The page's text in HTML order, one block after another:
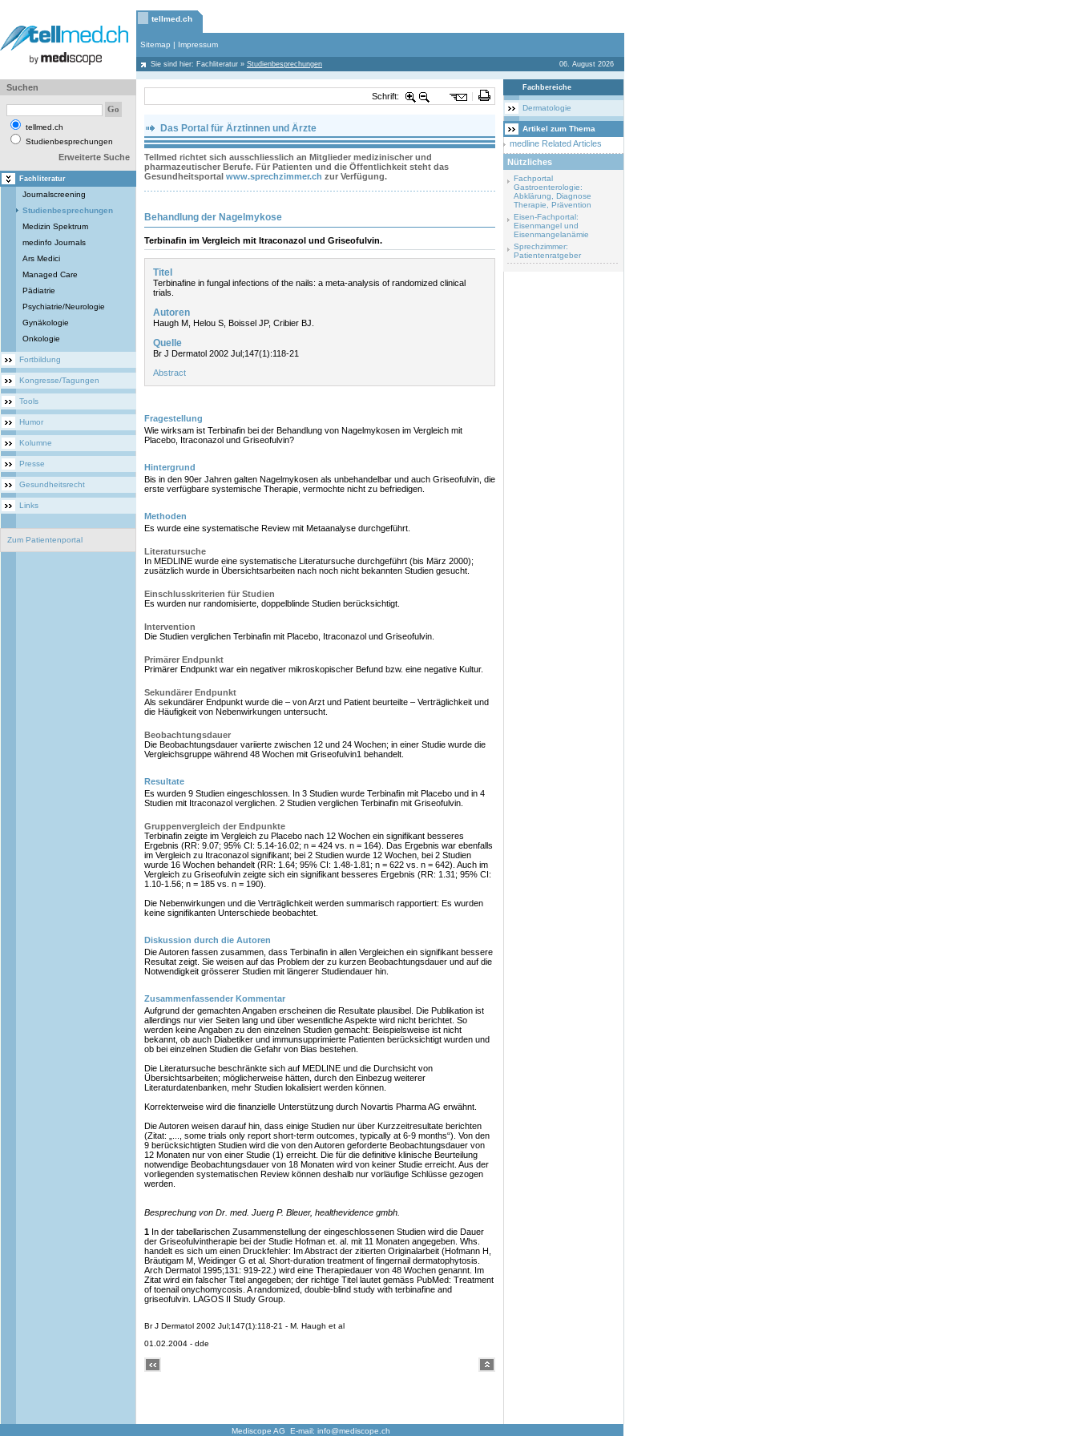
tellmed.ch
Sitemap | Impressum
Sie sind hier: Fachliteratur » Studienbesprechungen 06. August 2026
Suchen
tellmed.ch
Studienbesprechungen
Erweiterte Suche
Fachliteratur
Journalscreening
Studienbesprechungen
Medizin Spektrum
medinfo Journals
Ars Medici
Managed Care
Pädiatrie
Psychiatrie/Neurologie
Gynäkologie
Onkologie
Fortbildung
Kongresse/Tagungen
Tools
Humor
Kolumne
Presse
Gesundheitsrecht
Links
Zum Patientenportal
Schrift:
Das Portal für Ärztinnen und Ärzte
Tellmed richtet sich ausschliesslich an Mitglieder medizinischer und
pharmazeutischer Berufe. Für Patienten und die Öffentlichkeit steht das
Gesundheitsportal www.sprechzimmer.ch zur Verfügung.
Behandlung der Nagelmykose
Terbinafin im Vergleich mit Itraconazol und Griseofulvin.
Titel
Terbinafine in fungal infections of the nails: a meta-analysis of randomized clinical
trials.
Autoren
Haugh M, Helou S, Boissel JP, Cribier BJ.
Quelle
Br J Dermatol 2002 Jul;147(1):118-21
Abstract
Fragestellung
Wie wirksam ist Terbinafin bei der Behandlung von Nagelmykosen im Vergleich mit
Placebo, Itraconazol und Griseofulvin?
Hintergrund
Bis in den 90er Jahren galten Nagelmykosen als unbehandelbar und auch Griseofulvin, die
erste verfügbare systemische Therapie, vermochte nicht zu befriedigen.
Methoden
Es wurde eine systematische Review mit Metaanalyse durchgeführt.
Literatursuche
In MEDLINE wurde eine systematische Literatursuche durchgeführt (bis März 2000);
zusätzlich wurde in Übersichtsarbeiten nach noch nicht bekannten Studien gesucht.
Einschlusskriterien für Studien
Es wurden nur randomisierte, doppelblinde Studien berücksichtigt.
Intervention
Die Studien verglichen Terbinafin mit Placebo, Itraconazol und Griseofulvin.
Primärer Endpunkt
Primärer Endpunkt war ein negativer mikroskopischer Befund bzw. eine negative Kultur.
Sekundärer Endpunkt
Als sekundärer Endpunkt wurde die – von Arzt und Patient beurteilte – Verträglichkeit und
die Häufigkeit von Nebenwirkungen untersucht.
Beobachtungsdauer
Die Beobachtungsdauer variierte zwischen 12 und 24 Wochen; in einer Studie wurde die
Vergleichsgruppe während 48 Wochen mit Griseofulvin1 behandelt.
Resultate
Es wurden 9 Studien eingeschlossen. In 3 Studien wurde Terbinafin mit Placebo und in 4
Studien mit Itraconazol verglichen. 2 Studien verglichen Terbinafin mit Griseofulvin.
Gruppenvergleich der Endpunkte
Terbinafin zeigte im Vergleich zu Placebo nach 12 Wochen ein signifikant besseres
Ergebnis (RR: 9.07; 95% CI: 5.14-16.02; n = 424 vs. n = 164). Das Ergebnis war ebenfalls
im Vergleich zu Itraconazol signifikant; bei 2 Studien wurde 12 Wochen, bei 2 Studien
wurde 16 Wochen behandelt (RR: 1.64; 95% CI: 1.48-1.81; n = 622 vs. n = 642). Auch im
Vergleich zu Griseofulvin zeigte sich ein signifikant besseres Ergebnis (RR: 1.31; 95% CI:
1.10-1.56; n = 185 vs. n = 190).
Die Nebenwirkungen und die Verträglichkeit werden summarisch rapportiert: Es wurden
keine signifikanten Unterschiede beobachtet.
Diskussion durch die Autoren
Die Autoren fassen zusammen, dass Terbinafin in allen Vergleichen ein signifikant bessere
Resultat zeigt. Sie weisen auf das Problem der zu kurzen Beobachtungsdauer und auf die
Notwendigkeit grösserer Studien mit längerer Studiendauer hin.
Zusammenfassender Kommentar
Aufgrund der gemachten Angaben erscheinen die Resultate plausibel. Die Publikation ist
allerdings nur vier Seiten lang und über wesentliche Aspekte wird nicht berichtet. So
werden keine Angaben zu den einzelnen Studien gemacht: Beispielsweise ist nicht
bekannt, ob auch Diabetiker und immunsupprimierte Patienten berücksichtigt wurden und
ob bei einzelnen Studien die Gefahr von Bias bestehen.
Die Literatursuche beschränkte sich auf MEDLINE und die Durchsicht von
Übersichtsarbeiten; möglicherweise hätten, durch den Einbezug weiterer
Literaturdatenbanken, mehr Studien lokalisiert werden können.
Korrekterweise wird die finanzielle Unterstützung durch Novartis Pharma AG erwähnt.
Die Autoren weisen darauf hin, dass einige Studien nur über Kurzzeitresultate berichten
(Zitat: „..., some trials only report short-term outcomes, typically at 6-9 months“). Von den
9 berücksichtigten Studien wird die von den Autoren geforderte Beobachtungsdauer von
12 Monaten nur von einer Studie (1) erreicht. Die für die definitive klinische Beurteilung
notwendige Beobachtungsdauer von 18 Monaten wird von keiner Studie erreicht. Aus der
vorliegenden systematischen Review können deshalb nur vorläufige Schlüsse gezogen
werden.
Besprechung von Dr. med. Juerg P. Bleuer, healthevidence gmbh.
1 In der tabellarischen Zusammenstellung der eingeschlossenen Studien wird die Dauer
der Griseofulvintherapie bei der Studie Hofman et. al. mit 11 Monaten angegeben. Whs.
handelt es sich um einen Druckfehler: Im Abstract der zitierten Originalarbeit (Hofmann H,
Bräutigam M, Weidinger G et al. Short-duration treatment of fingernail dermatophytosis.
Arch Dermatol 1995;131: 919-22.) wird eine Therapiedauer von 48 Wochen genannt. Im
Zitat wird ein falscher Titel angegeben; der richtige Titel lautet gemäss PubMed: Treatment
of toenail onychomycosis. A randomized, double-blind study with terbinafine and
griseofulvin. LAGOS II Study Group.
Br J Dermatol 2002 Jul;147(1):118-21 - M. Haugh et al
01.02.2004 - dde
Fachbereiche
Dermatologie
Artikel zum Thema
medline Related Articles
Nützliches
Fachportal
Gastroenterologie:
Abklärung, Diagnose
Therapie, Prävention
Eisen-Fachportal:
Eisenmangel und
Eisenmangelanämie
Sprechzimmer:
Patientenratgeber
Mediscope AG E-mail: info@mediscope.ch